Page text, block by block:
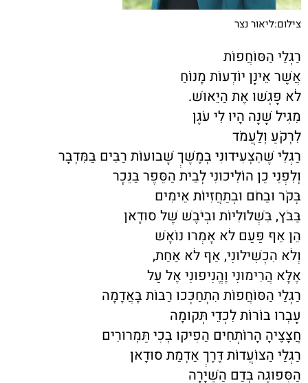
צילום:ליאור נצר
רַגְלַי הַסּוֹחֲפוֹת
אֲשֶׁר אֵינָן יוֹדְעוֹת מָנוֹחַ
לֹא פָּגְשׁוּ אֶת הַיֵּאוּשׁ.
מִגִּיל שָׁנָה הָיוּ לִי עֹגֶן
לִרְקֹעַ וְלַעֲמֹד
רַגְלִי שֶׁהִצְעִידוּנִי בְּמֶשֶׁךְ שָׁבוּעוֹת רַבִּים בַּמִּדְבָּר
וְלִפְנֵי כֵן הוֹלִיכוּנִי לְבֵית הַסֵּפֶר בַּנֵּכָר
בְּקֹר וּבַחֹם וּבְתַחֲזִיּוֹת אֵימִים
בַּבֹּץ, בִּשְׁלוּלִיּוֹת וּבְיֹבֶשׁ שֶׁל סוּדָאן
הֵן אַף פַּעַם לֹא אָמְרוּ נוֹאָשׁ
וְלֹא הִכְשִׁילוּנִי, אַף לֹא אַחַת,
אֶלָּא הֲרִימוּנִי וֶהֱנִיפוּנִי אֶל עַל
רַגְלַי הַסּוֹחֲפוֹת הִתְחַכְּכוּ רַבּוֹת בָּאֲדָמָה
עָבְרוּ בּוֹרוֹת לִכְדֵי תְּקוּמָה
חֲצָצֶיהָ הָרוֹתְחִים הֵפִיקוּ בְּכִי תַּמְרוּרִים
רַגְלַי הַצּוֹעֲדוֹת דֶּרֶךְ אַדְמַת סוּדָאן
הַסְּפוּגָה בְּדַם הַשַּׁיָּרָה